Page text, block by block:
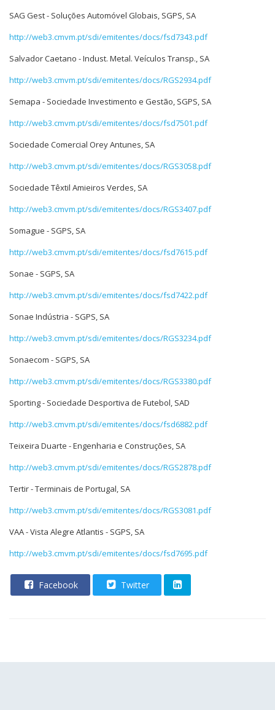
SAG Gest - Soluções Automóvel Globais, SGPS, SA
http://web3.cmvm.pt/sdi/emitentes/docs/fsd7343.pdf
Salvador Caetano - Indust. Metal. Veículos Transp., SA
http://web3.cmvm.pt/sdi/emitentes/docs/RGS2934.pdf
Semapa - Sociedade Investimento e Gestão, SGPS, SA
http://web3.cmvm.pt/sdi/emitentes/docs/fsd7501.pdf
Sociedade Comercial Orey Antunes, SA
http://web3.cmvm.pt/sdi/emitentes/docs/RGS3058.pdf
Sociedade Têxtil Amieiros Verdes, SA
http://web3.cmvm.pt/sdi/emitentes/docs/RGS3407.pdf
Somague - SGPS, SA
http://web3.cmvm.pt/sdi/emitentes/docs/fsd7615.pdf
Sonae - SGPS, SA
http://web3.cmvm.pt/sdi/emitentes/docs/fsd7422.pdf
Sonae Indústria - SGPS, SA
http://web3.cmvm.pt/sdi/emitentes/docs/RGS3234.pdf
Sonaecom - SGPS, SA
http://web3.cmvm.pt/sdi/emitentes/docs/RGS3380.pdf
Sporting - Sociedade Desportiva de Futebol, SAD
http://web3.cmvm.pt/sdi/emitentes/docs/fsd6882.pdf
Teixeira Duarte - Engenharia e Construções, SA
http://web3.cmvm.pt/sdi/emitentes/docs/RGS2878.pdf
Tertir - Terminais de Portugal, SA
http://web3.cmvm.pt/sdi/emitentes/docs/RGS3081.pdf
VAA - Vista Alegre Atlantis - SGPS, SA
http://web3.cmvm.pt/sdi/emitentes/docs/fsd7695.pdf
Facebook Twitter